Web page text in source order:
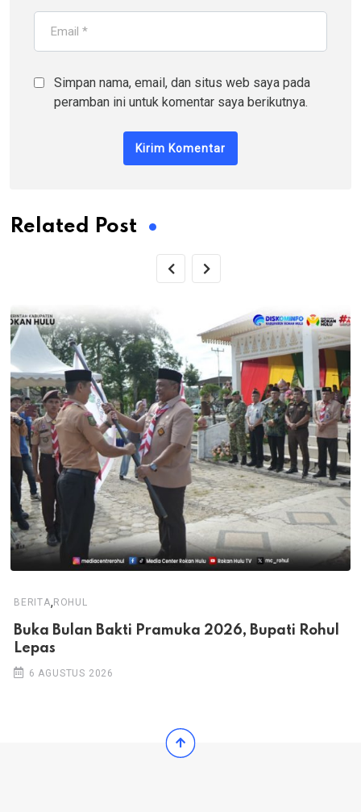
Simpan nama, email, dan situs web saya pada
peramban ini untuk komentar saya berikutnya.
Related Post
BERITA,ROHUL
Buka Bulan Bakti Pramuka 2026, Bupati Rohul
Lepas
6 AGUSTUS 2026